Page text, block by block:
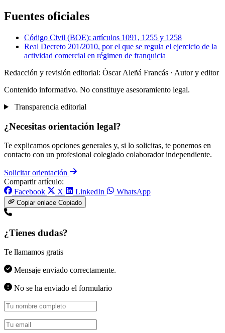
Fuentes oficiales
Código Civil (BOE): artículos 1091, 1255 y 1258
Real Decreto 201/2010, por el que se regula el ejercicio de la
actividad comercial en régimen de franquicia
Redacción y revisión editorial: Òscar Aleñá Francás · Autor y editor
Contenido informativo. No constituye asesoramiento legal.
Transparencia editorial
¿Necesitas orientación legal?
Te explicamos opciones generales y, si lo solicitas, te ponemos en
contacto con un profesional colegiado colaborador independiente.
Solicitar orientación
Compartir artículo:
Facebook
X LinkedIn WhatsApp
Copiar enlace Copiado
¿Tienes dudas?
Te llamamos gratis
Mensaje enviado correctamente.
No se ha enviado el formulario